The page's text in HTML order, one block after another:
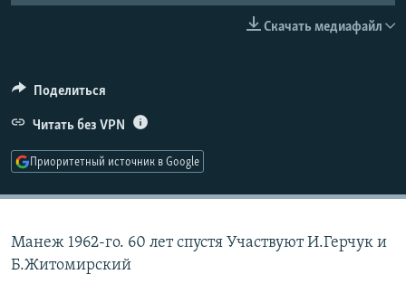
СОЦИАЛЬНЫЕ СЕТИ
Скачать медиафайл
Поделиться
Читать без VPN
Приоритетный источник в Google
Манеж 1962-го. 60 лет спустя Участвуют И.Герчук и
Б.Житомирский